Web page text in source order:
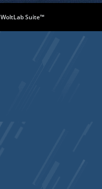
WoltLab Suite™